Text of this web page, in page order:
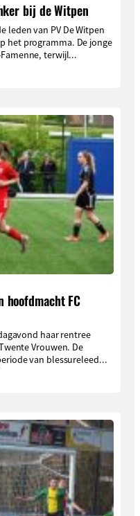
bij de Witpen
leden van PV De Witpen
het programma. De jonge
terwijl...
hoofdmacht FC
haar rentree
Vrouwen. De
van blessureleed...